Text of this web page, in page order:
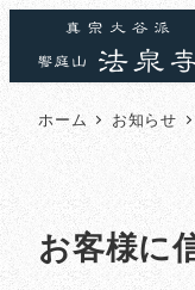
ホーム お知らせ
お客様に